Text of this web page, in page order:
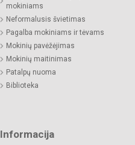
mokiniams
Neformalusis švietimas
Pagalba mokiniams ir tėvams
Mokinių pavėžėjimas
Mokinių maitinimas
Patalpų nuoma
Biblioteka
Informacija